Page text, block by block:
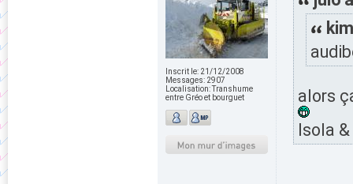
Inscrit le: 21/12/2008
Messages: 2907
Localisation:Transhume
entre Gréo et bourguet
alors
Isola